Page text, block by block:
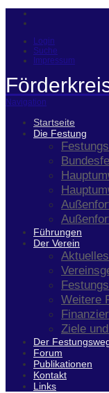
Login
Suche
Impressum
Navigation
Startseite
Die Festung
Führungen
Der Verein
Aktuelles
Weitere
Ziele
Der
Forum
Publikationen
Kontakt
Links